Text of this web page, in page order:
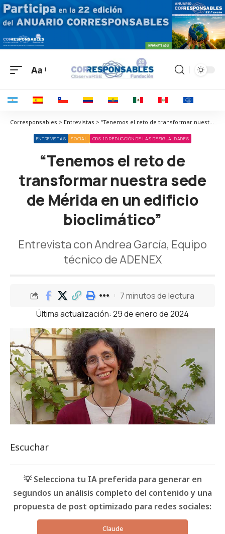
Aa
Corresponsables > Entrevistas > “Tenemos el reto de transformar nuestra sede de Mérida en un edificio bioclimático”
ENTREVISTAS SOCIAL ODS 10 REDUCCIÓN DE LAS DESIGUALDADES
“Tenemos el reto de
transformar nuestra sede
de Mérida en un edificio
bioclimático”
Entrevista con Andrea García, Equipo
técnico de ADENEX
Última actualización: 29 de enero de 2024
7 minutos de lectura
Escuchar
💡 Selecciona tu IA preferida para generar en
segundos un análisis completo del contenido y una
propuesta de post optimizado para redes sociales:
Claude